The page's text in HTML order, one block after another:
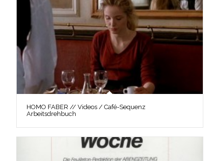
HOMO FABER // Videos / Café-Sequenz
Arbeitsdrehbuch